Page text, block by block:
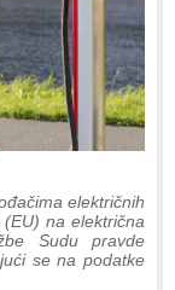
električnih
na električna
Sudu pravde
se na podatke